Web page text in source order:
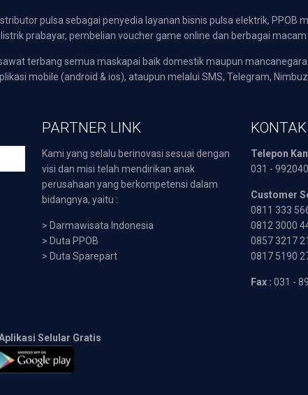
pulsa sebagai penyedia layanan bisnis pulsa elektrik, PPOB
listrik prabayar, pembelian voucher game online dan berbagai
terbang semua maskapai baik domestik maupun
mobile (android & ios), ataupun melalui SMS, Telegram,
PARTNER LINK
Kami yang selalu berinovasi sesuai dengan
visi dan misi telah mendirikan anak
perusahaan yang berkompetensi dalam
bidangnya, yaitu :
> Darmawisata Indonesia
> Duta PPOB
> Duta Sparepart
Telepon
031 -
Customer
0811 333
0812 3000
0857 3217
0817 5190
Fax : 031 -
Selular Gratis